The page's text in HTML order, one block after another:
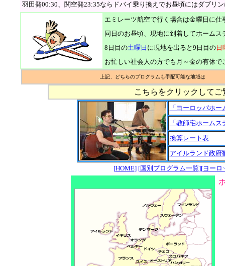
羽田発00:30、関空発23:35ならドバイ乗り換えでお昼頃にはダブリ
エミレーツ航空で行く場合は金曜日に
同日のお昼頃、現地に到着してホーム
8日目の土曜日 に現地を出ると9日目の 日
お忙しい社会人の方でも月～金の有休で
上記、どちらのプログラムも手配可能な
こちらをクリックして
「ヨーロッパホー
「教師宅ホーム
換算レート表
アイルランド政府
[HOME] [国別プログラム一覧][ヨーロ